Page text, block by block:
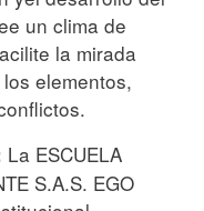
un clima de
la mirada
elementos,
La ESCUELA
S.A.S. EGO